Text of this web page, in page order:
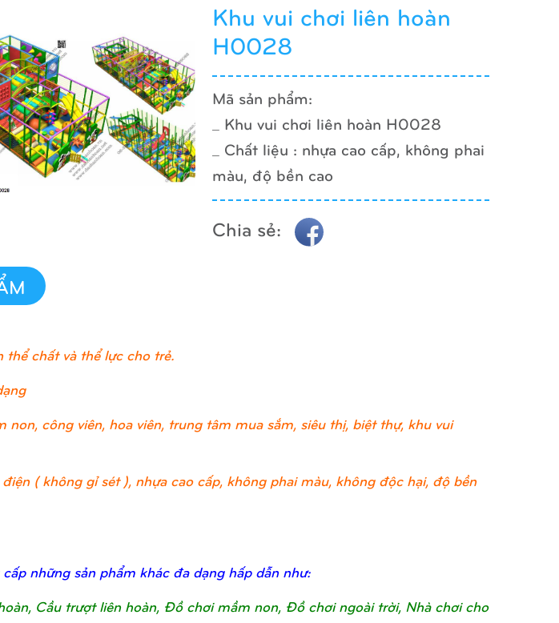
Khu vui chơi liên hoàn
H0028
Mã sản phẩm:
_ Khu vui chơi liên hoàn H0028
_ Chất liệu : nhựa cao cấp, không phai
màu, độ bền cao
Chia sẻ:
thể chất và thể lực cho trẻ.
non, công viên, hoa viên, trung tâm mua sắm, siêu thị, biệt thự, khu vui
điện ( không gỉ sét ), nhựa cao cấp, không phai màu, không độc hại, độ bền
những sản phẩm khác đa dạng hấp dẫn như:
Cầu trượt liên hoàn, Đồ chơi mầm non, Đồ chơi ngoài trời, Nhà chơi cho